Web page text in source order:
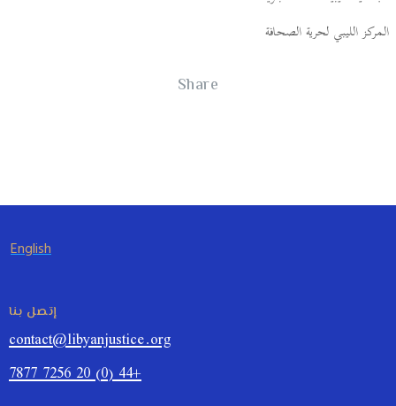
المركز الليبي لحرية الصحافة
Share
English
إتصل بنا
contact@libyanjustice.org
+44 (0) 20 7256 7877